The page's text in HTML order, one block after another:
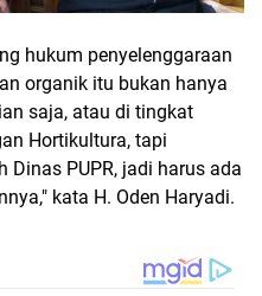
hukum penyelenggaraan
organik itu bukan hanya
saja, atau di tingkat
Hortikultura, tapi
Dinas PUPR, jadi harus ada
kata H. Oden Haryadi.